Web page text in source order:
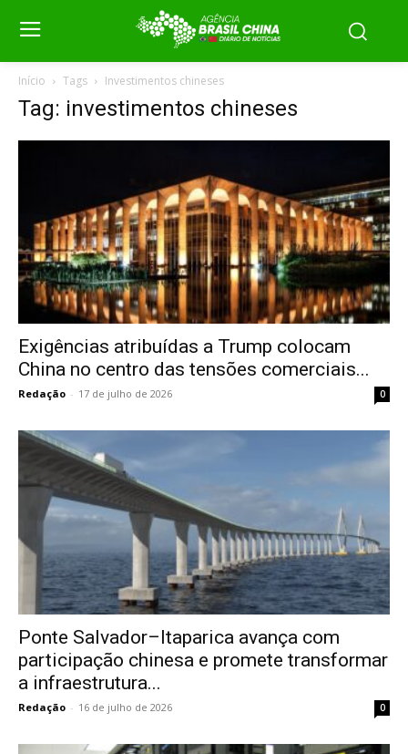
Início Tags Investimentos chineses
Tag: investimentos chineses
Exigências atribuídas a Trump colocam
China no centro das tensões comerciais...
Redação - 17 de julho de 2026 0
Ponte Salvador–Itaparica avança com
participação chinesa e promete transformar
a infraestrutura...
Redação - 16 de julho de 2026 0